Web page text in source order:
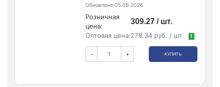
Обновлено 05.08.2026
Розничная
цена:
309.27 / шт.
Оптовая цена:278.34 руб. / шт. !
- + КУПИТЬ